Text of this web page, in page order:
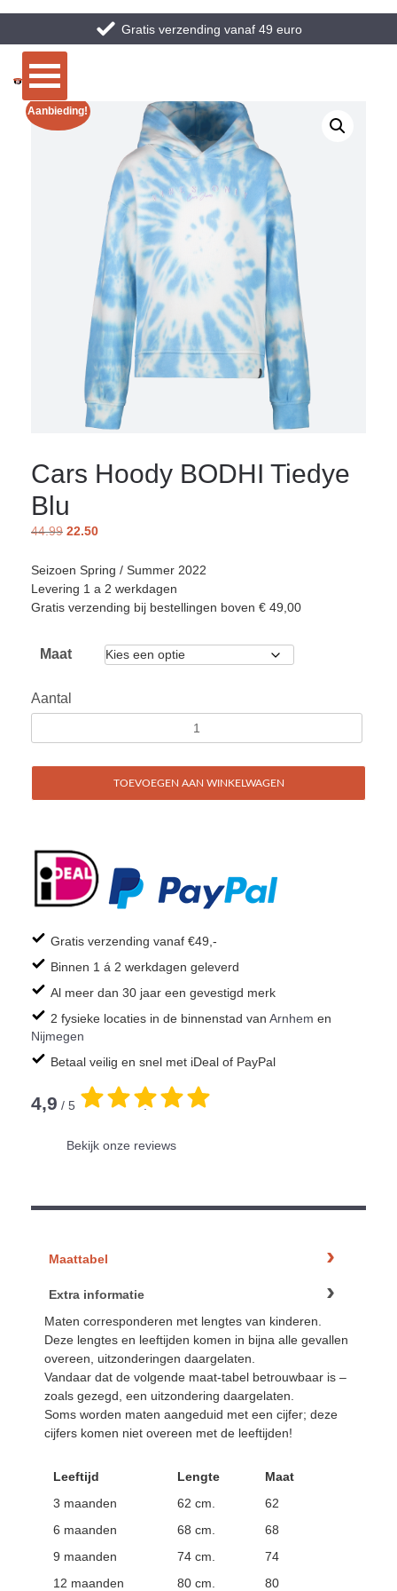
Gratis verzending vanaf 49 euro
Aanbieding!
Cars Hoody BODHI Tiedye
Blu
44.99 22.50
Seizoen Spring / Summer 2022
Levering 1 a 2 werkdagen
Gratis verzending bij bestellingen boven € 49,00
Maat
Aantal
TOEVOEGEN AAN WINKELWAGEN
Gratis verzending vanaf €49,-
Binnen 1 á 2 werkdagen geleverd
Al meer dan 30 jaar een gevestigd merk
2 fysieke locaties in de binnenstad van Arnhem en
Nijmegen
Betaal veilig en snel met iDeal of PayPal
4,9 / 5 .
Bekijk onze reviews
Maattabel
Extra informatie
Maten corresponderen met lengtes van kinderen.
Deze lengtes en leeftijden komen in bijna alle gevallen
overeen, uitzonderingen daargelaten.
Vandaar dat de volgende maat-tabel betrouwbaar is –
zoals gezegd, een uitzondering daargelaten.
Soms worden maten aangeduid met een cijfer; deze
cijfers komen niet overeen met de leeftijden!
Leeftijd Lengte
Maat
3 maanden
62 cm.
62
6 maanden
68 cm.
68
9 maanden
74 cm.
74
12 maanden
80 cm. 80